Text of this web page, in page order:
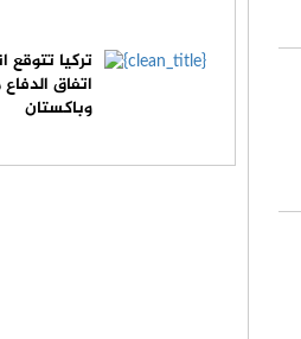
تركيا تتوقع
اتفاق
وباكستان